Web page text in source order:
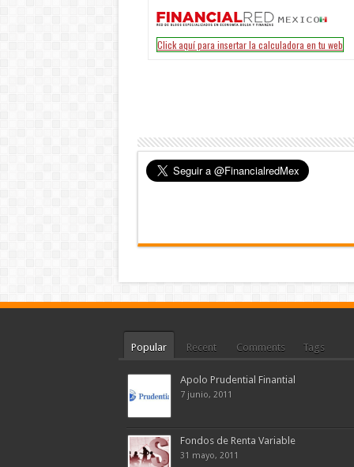
Popular Recent Comments Tags
Apolo Prudential Finantial
7 junio, 2011
Fondos de Renta Variable
31 mayo, 2011